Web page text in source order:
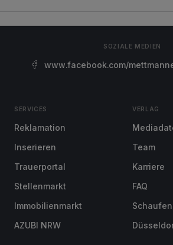
SOZIALE MEDIEN
www.facebook.com/
SERVICES
Reklamation
Inserieren
Trauerportal
Stellenmarkt
Immobilienmarkt
AZUBI NRW
VERLAG
Team
Karriere
FAQ